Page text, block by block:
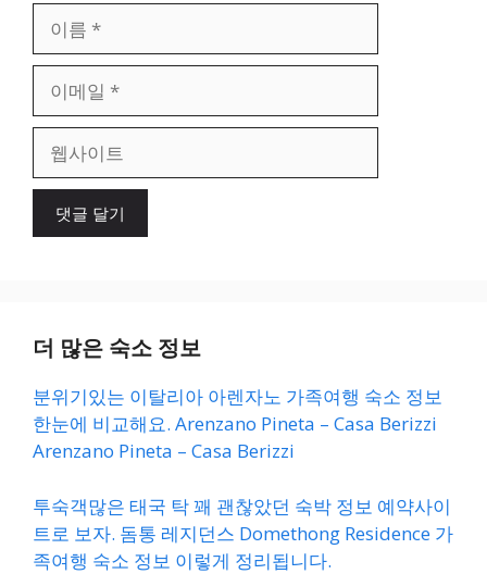
일
이
더 많은 숙소 정보
분위기있는 이탈리아 아렌자노 가족여행 숙소 정보
한눈에 비교해요. Arenzano Pineta – Casa Berizzi
Arenzano Pineta – Casa Berizzi
투숙객많은 태국 탁 꽤 괜찮았던 숙박 정보 예약사이
트로 보자. 돔통 레지던스 Domethong Residence 가
족여행 숙소 정보 이렇게 정리됩니다.